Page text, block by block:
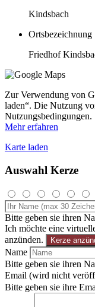
Kindsbach
Ortsbezeichnung
Friedhof
Zur Verwendung von
laden“. Die Nutzung
Nutzungsbedingungen.
Mehr erfahren
Karte laden
Auswahl Kerze
Bitte geben sie ihren
Ich möchte eine
anzünden.
Kerze
Name
Bitte geben sie ihren
Email (wird nicht
Bitte geben sie ihre